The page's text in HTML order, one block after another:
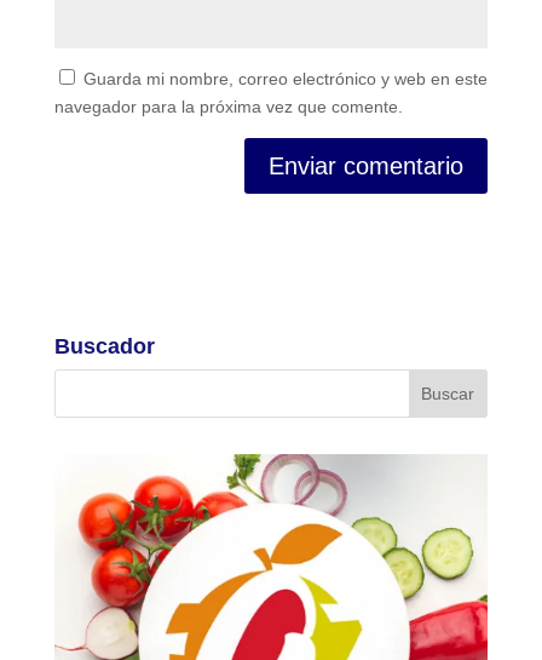
Guarda mi nombre, correo electrónico y web en este
navegador para la próxima vez que comente.
Buscador